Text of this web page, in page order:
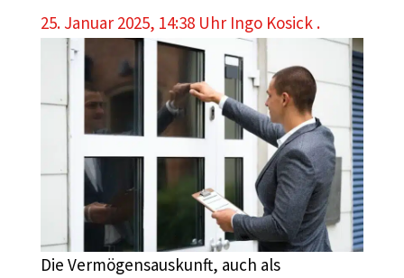
25. Januar 2025, 14:38 Uhr Ingo Kosick .
Die Vermögensauskunft, auch als